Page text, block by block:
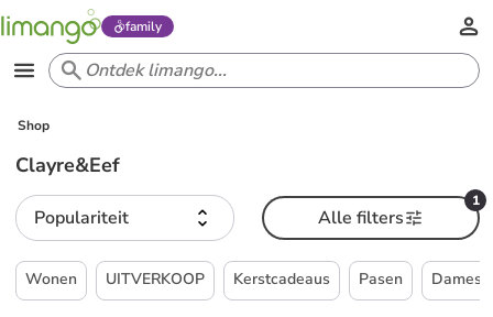
family
Shop
Clayre&Eef
Populariteit
1
Alle filters
Wonen UITVERKOOP Kerstcadeaus Pasen Dames